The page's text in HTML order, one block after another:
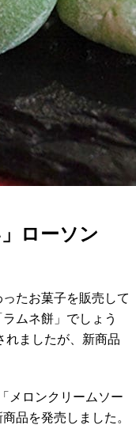
ローソン
たお菓子を販売して
ムネ餅」でしょう
れましたが、新商品
メロンクリームソー
品を発売しました。